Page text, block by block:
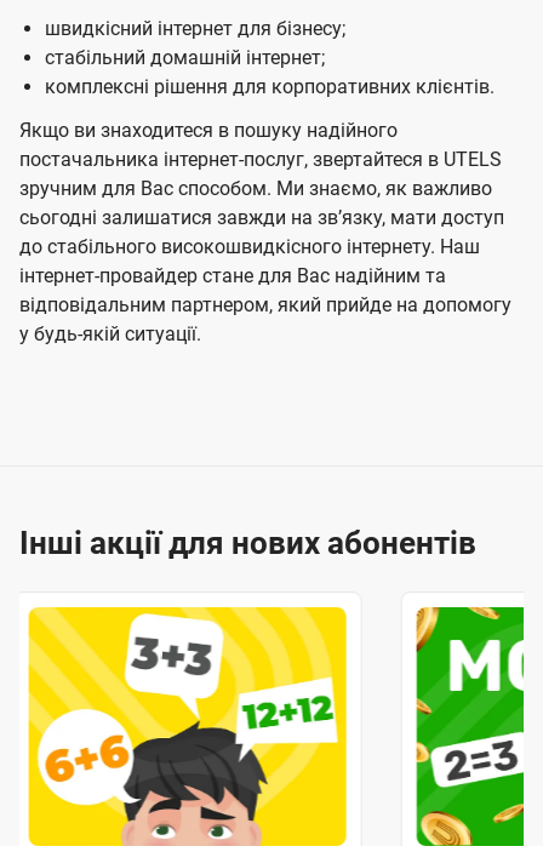
швидкісний інтернет для бізнесу;
стабільний домашній інтернет;
комплексні рішення для корпоративних клієнтів.
Якщо ви знаходитеся в пошуку надійного
постачальника інтернет-послуг, звертайтеся в UTELS
зручним для Вас способом. Ми знаємо, як важливо
сьогодні залишатися завжди на звʼязку, мати доступ
до стабільного високошвидкісного інтернету. Наш
інтернет-провайдер стане для Вас надійним та
відповідальним партнером, який прийде на допомогу
у будь-якій ситуації.
Інші акції для нових абонентів